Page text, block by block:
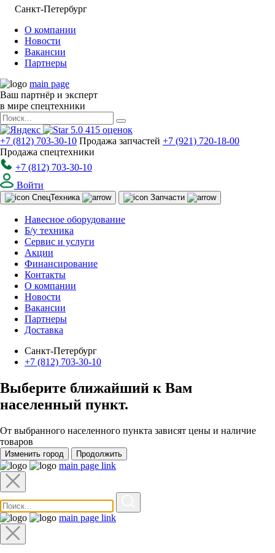
Санкт-Петербург
О компании
Новости
Вакансии
Партнеры
main page
Ваш партнёр и эксперт
в мире спецтехники
5.0 415 оценок
+7 (812) 703-30-10 Продажа запчастей +7 (921) 720-18-00
Продажа спецтехники
+7 (812) 703-30-10
Войти
СпецТехника Запчасти
Навесное оборудование
Б/у техника
Сервис и услуги
Акции
Финансирование
Контакты
О компании
Новости
Вакансии
Партнеры
Доставка
Санкт-Петербург
+7 (812) 703-30-10
Выберите ближайший к Вам
населенный пункт.
От выбранного населенного пункта зависят цены и наличие
товаров
Изменить город Продолжить
main page link
main page link